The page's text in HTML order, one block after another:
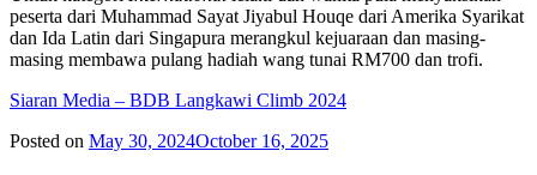
peserta dari Muhammad Sayat Jiyabul Houqe dari Amerika Syarikat
dan Ida Latin dari Singapura merangkul kejuaraan dan masing-
masing membawa pulang hadiah wang tunai RM700 dan trofi.
Siaran Media – BDB Langkawi Climb 2024
Posted on May 30, 2024October 16, 2025